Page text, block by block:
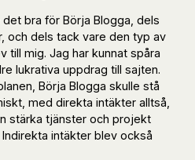
bra för Börja Blogga, dels
och dels tack vare den typ av
till mig. Jag har kunnat spåra
lukrativa uppdrag till sajten.
Börja Blogga skulle stå
med direkta intäkter alltså,
stärka tjänster och projekt
intäkter blev också